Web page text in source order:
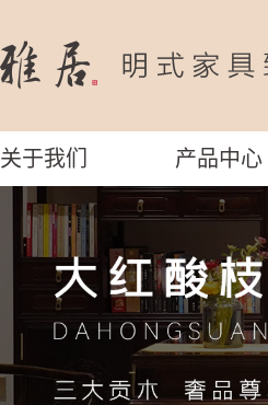
关于我们 产品中心